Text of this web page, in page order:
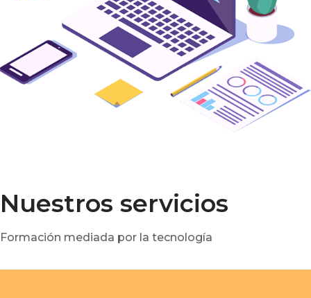
Nuestros servicios
Formación mediada por la tecnología